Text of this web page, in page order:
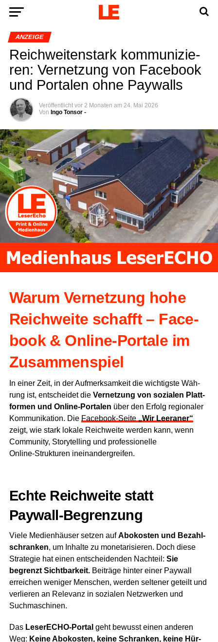
ANZEIGE
Reich­wei­ten­stark kom­mu­ni­zie­
ren: Ver­net­zung von Face­book
und Por­ta­len ohne Paywalls
Veröffentlicht vor 2 Monaten am 24. Mai 2026
Von Ingo Tonsor -
War­um Ver­net­zung hohe
Reich­wei­te schafft – Face­
book & Online‑Portale im
Zusammenspiel
In einer Zeit, in der Auf­merk­sam­keit die wich­tigs­te Wäh­
rung ist, ent­schei­det die Ver­net­zung von sozia­len Platt­
for­men und Online‑Portalen über den Erfolg regio­na­ler
Kom­mu­ni­ka­ti­on. Die Facebook‑Seite „Wir Leera­ner“
zeigt, wie stark loka­le Reich­wei­te wer­den kann, wenn
Com­mu­ni­ty, Sto­rytel­ling und pro­fes­sio­nel­le
Online‑Strukturen ineinandergreifen.
Ech­te Reich­wei­te statt
Paywall‑Begrenzung
Vie­le Medi­en­häu­ser set­zen aufAbo­kos­ten und Bezahl­
schran­ken, um Inhal­te zu mone­ta­ri­sie­ren. Doch die­se
Stra­te­gie hat einen ent­schei­den­den Nach­teil: Sie
begrenzt Sicht­bar­keit.Bei­trä­ge hin­ter einer Pay­wall
errei­chen weni­ger Men­schen, wer­den sel­te­ner geteilt und
ver­lie­ren an Rele­vanz in sozia­len Netz­wer­ken und
Suchmaschinen.
Das LeserECHO‑Portal geht bewusst einen ande­ren
Weg: Kei­ne Abo­kos­ten, kei­ne Schran­ken, kei­ne Hür­